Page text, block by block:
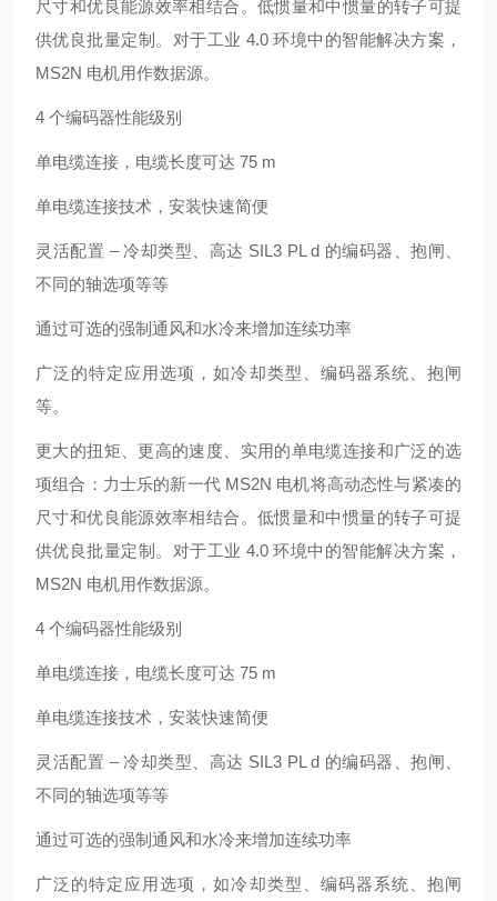
尺寸和优良能源效率相结合。低惯量和中惯量的转子可提
供优良批量定制。对于工业 4.0 环境中的智能解决方案，
MS2N 电机用作数据源。
4 个编码器性能级别
单电缆连接，电缆长度可达 75 m
单电缆连接技术，安装快速简便
灵活配置 – 冷却类型、高达 SIL3 PL d 的编码器、抱闸、
不同的轴选项等等
通过可选的强制通风和水冷来增加连续功率
广泛的特定应用选项，如冷却类型、编码器系统、抱闸
等。
更大的扭矩、更高的速度、实用的单电缆连接和广泛的选
项组合：力士乐的新一代 MS2N 电机将高动态性与紧凑的
尺寸和优良能源效率相结合。低惯量和中惯量的转子可提
供优良批量定制。对于工业 4.0 环境中的智能解决方案，
MS2N 电机用作数据源。
4 个编码器性能级别
单电缆连接，电缆长度可达 75 m
单电缆连接技术，安装快速简便
灵活配置 – 冷却类型、高达 SIL3 PL d 的编码器、抱闸、
不同的轴选项等等
通过可选的强制通风和水冷来增加连续功率
广泛的特定应用选项，如冷却类型、编码器系统、抱闸